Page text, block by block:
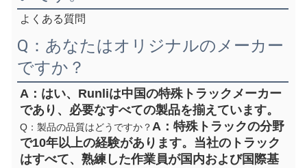
よくある質問
Q：あなたはオリジナルのメーカー
ですか？
A：はい、Runliは中国の特殊トラックメーカー
であり、必要なすべての製品を揃えています。
Q：製品の品質はどうですか？A：特殊トラックの分野
で10年以上の経験があります。当社のトラック
はすべて、熟練した作業員が国内および国際基